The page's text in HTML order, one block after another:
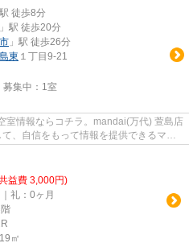
駅 徒歩8分
」駅 徒歩20分
」駅 徒歩26分
東 １丁目9-21
集中： 1室
情報ならコチラ。mandai(万代) 萱島店
、自信をもって情報を提供できるマン
益費 3,000円)
礼：0ヶ月
㎡